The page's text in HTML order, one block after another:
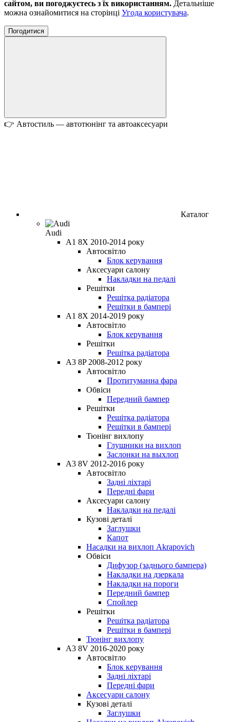
сайтом, ви погоджуєтесь з їх використанням. Детальніше
можна ознайомитися на сторінці Угода користувача.
Погодитися
👉 Автостиль — автотюнінг та автоаксесуари
Каталог
Audi
A1 8X 2010-2014 року
Автосвітло
Блок керування
Аксесуари салону
Накладки на педалі
Решітки
Решітка радіатора
Решітки в бампері
A1 8X 2014-2019 року
Автосвітло
Блок керування
Решітки
Решітка радіатора
A3 8P 2008-2012 року
Автосвітло
Протитуманна фара
Обвіси
Передний бампер
Решітки
Решітка радіатора
Решітки в бампері
Тюнінг вихлопу
Глушники на вихлоп
Заслонки на выхлоп
A3 8V 2012-2016 року
Автосвітло
Задні ліхтарі
Передні фари
Аксесуари салону
Накладки на педалі
Кузові деталі
Заглушки
Капот
Насадки на вихлоп Akrapovich
Обвіси
Дифузор (заднього бампера)
Накладки на дзеркала
Накладки на пороги
Передний бампер
Спойлер
Решітки
Решітка радіатора
Решітки в бампері
Тюнінг вихлопу
A3 8V 2016-2020 року
Автосвітло
Блок керування
Задні ліхтарі
Передні фари
Аксесуари салону
Кузові деталі
Заглушки